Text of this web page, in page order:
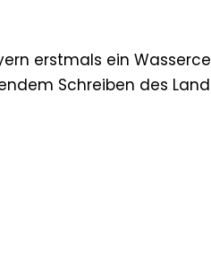
erstmals ein
Schreiben des